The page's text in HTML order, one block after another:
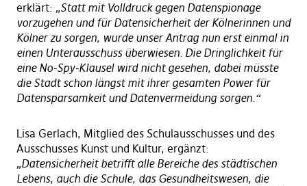
erklärt: „Statt mit Volldruck gegen Datenspionage
vorzugehen und für Datensicherheit der Kölnerinnen und
Kölner zu sorgen, wurde unser Antrag nun erst einmal in
einen Unterausschuss überwiesen. Die Dringlichkeit für
eine No-Spy-Klausel wird nicht gesehen, dabei müsste
die Stadt schon längst mit ihrer gesamten Power für
Datensparsamkeit und Datenvermeidung sorgen.“
Lisa Gerlach, Mitglied des Schulausschusses und des
Ausschusses Kunst und Kultur, ergänzt:
„Datensicherheit betrifft alle Bereiche des städtischen
Lebens, auch die Schule, das Gesundheitswesen, die